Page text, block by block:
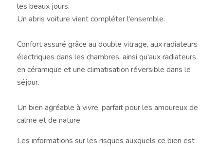
les beaux jours.
Un abris voiture vient compléter l'ensemble.
Confort assuré grâce au double vitrage, aux radiateurs
électriques dans les chambres, ainsi qu'aux radiateurs
en céramique et une climatisation réversible dans le
séjour.
Un bien agréable à vivre, parfait pour les amoureux de
calme et de nature
Les informations sur les risques auxquels ce bien est